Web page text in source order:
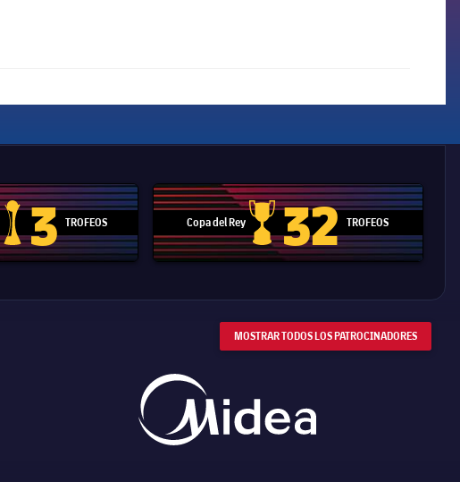
Trofeo del Mundial de Clubes
3 TROFEOS Copa del Rey
Copa del Rey
32 TROFEOS
MOSTRAR TODOS LOS PATROCINADORES